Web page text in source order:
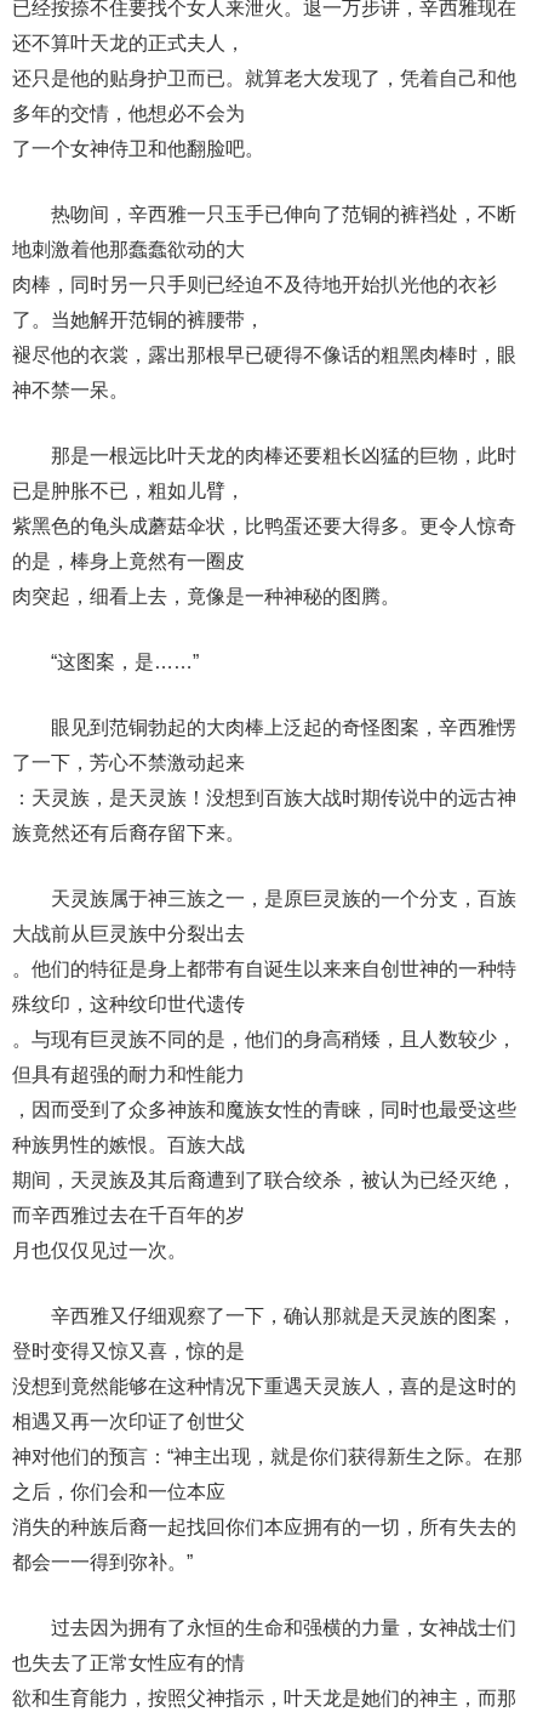
已经按捺不住要找个女人来泄火。退一万步讲，辛西雅现在
还不算叶天龙的正式夫人，
还只是他的贴身护卫而已。就算老大发现了，凭着自己和他
多年的交情，他想必不会为
了一个女神侍卫和他翻脸吧。
热吻间，辛西雅一只玉手已伸向了范铜的裤裆处，不断
地刺激着他那蠢蠢欲动的大
肉棒，同时另一只手则已经迫不及待地开始扒光他的衣衫
了。当她解开范铜的裤腰带，
褪尽他的衣裳，露出那根早已硬得不像话的粗黑肉棒时，眼
神不禁一呆。
那是一根远比叶天龙的肉棒还要粗长凶猛的巨物，此时
已是肿胀不已，粗如儿臂，
紫黑色的龟头成蘑菇伞状，比鸭蛋还要大得多。更令人惊奇
的是，棒身上竟然有一圈皮
肉突起，细看上去，竟像是一种神秘的图腾。
“这图案，是……”
眼见到范铜勃起的大肉棒上泛起的奇怪图案，辛西雅愣
了一下，芳心不禁激动起来
：天灵族，是天灵族！没想到百族大战时期传说中的远古神
族竟然还有后裔存留下来。
天灵族属于神三族之一，是原巨灵族的一个分支，百族
大战前从巨灵族中分裂出去
。他们的特征是身上都带有自诞生以来来自创世神的一种特
殊纹印，这种纹印世代遗传
。与现有巨灵族不同的是，他们的身高稍矮，且人数较少，
但具有超强的耐力和性能力
，因而受到了众多神族和魔族女性的青睐，同时也最受这些
种族男性的嫉恨。百族大战
期间，天灵族及其后裔遭到了联合绞杀，被认为已经灭绝，
而辛西雅过去在千百年的岁
月也仅仅见过一次。
辛西雅又仔细观察了一下，确认那就是天灵族的图案，
登时变得又惊又喜，惊的是
没想到竟然能够在这种情况下重遇天灵族人，喜的是这时的
相遇又再一次印证了创世父
神对他们的预言：“神主出现，就是你们获得新生之际。在那
之后，你们会和一位本应
消失的种族后裔一起找回你们本应拥有的一切，所有失去的
都会一一得到弥补。”
过去因为拥有了永恒的生命和强横的力量，女神战士们
也失去了正常女性应有的情
欲和生育能力，按照父神指示，叶天龙是她们的神主，而那